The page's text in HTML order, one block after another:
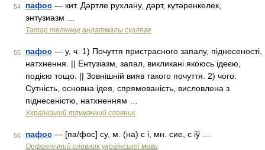
54 пафос — кит. Дәртле рухлану, дәрт, күтәренкелек,
энтузиазм …
Татар теленең аңлатмалы сүзлеге
55 пафос — у, ч. 1) Почуття пристрасного запалу, піднесеності,
натхнення. || Ентузіазм, запал, викликані якоюсь ідеєю,
подією тощо. || Зовнішній вияв такого почуття. 2) чого.
Сутність, основна ідея, спрямованість, висловлена з
піднесеністю, натхненням …
Український тлумачний словник
56 пафос — [па/фос] су, м. (на) с і, мн. сие, с іў …
Орфоепічний словник української мови